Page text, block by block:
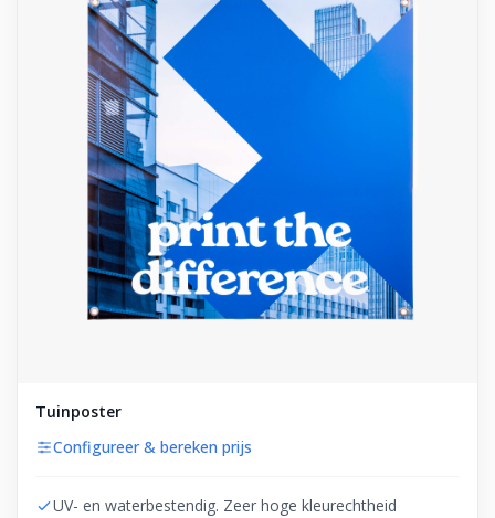
Tuinposter
Configureer & bereken prijs
UV- en waterbestendig. Zeer hoge kleurechtheid